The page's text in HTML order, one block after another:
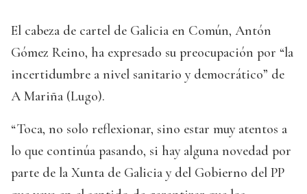
El cabeza de cartel de Galicia en Común, Antón
Gómez Reino, ha expresado su preocupación por “la
incertidumbre a nivel sanitario y democrático” de
A Mariña (Lugo).
“Toca, no solo reflexionar, sino estar muy atentos a
lo que continúa pasando, si hay alguna novedad por
parte de la Xunta de Galicia y del Gobierno del PP